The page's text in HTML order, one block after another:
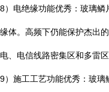
8）电绝缘功能优秀：玻璃
缘体。高频下仍能保护杰出
电、电信线路密集区和多雷区
9）施工工艺功能优秀：玻